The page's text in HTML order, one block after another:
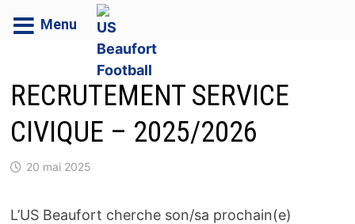
contenu
RECRUTEMENT SERVICE
CIVIQUE – 2025/2026
20 mai 2025
L’US Beaufort cherche son/sa prochain(e)
Menu